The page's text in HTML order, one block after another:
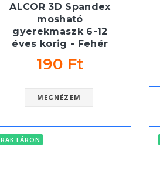
ALCOR 3D Spandex
mosható
gyerekmaszk 6-12
éves korig - Fehér
190 Ft
MEGNÉZEM
RAKTÁRON